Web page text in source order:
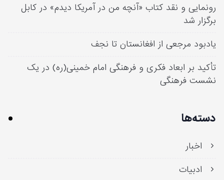
رونمایی و نقد کتاب «آنچه من در آمریکا دیدم» در کابل
برگزار شد
یادبود مرجعی از افغانستان تا نجف
تأکید بر ابعاد فکری و فرهنگی امام خمینی(ره) در یک
نشست فرهنگی
دسته‌ها
اخبار
ادبیات